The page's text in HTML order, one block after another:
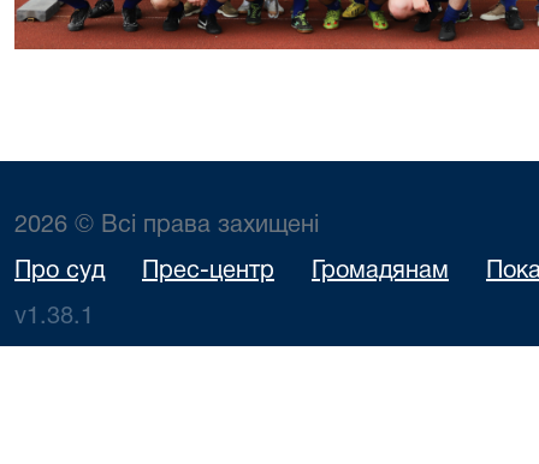
2026 © Всі права захищені
Про суд Прес-центр Громадянам
v1.38.1